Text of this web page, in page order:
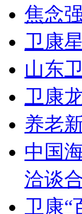
焦念
卫康
山东
卫康
养老
中国
洽谈
卫康“